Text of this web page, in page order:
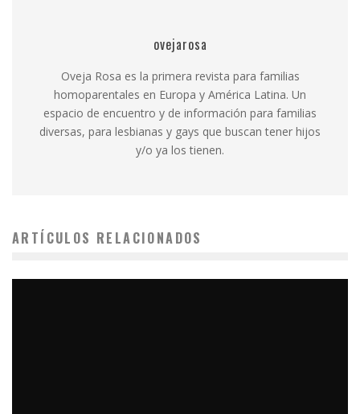
ovejarosa
Oveja Rosa es la primera revista para familias
homoparentales en Europa y América Latina. Un
espacio de encuentro y de información para familias
diversas, para lesbianas y gays que buscan tener hijos
y/o ya los tienen.
ARTÍCULOS RELACIONADOS